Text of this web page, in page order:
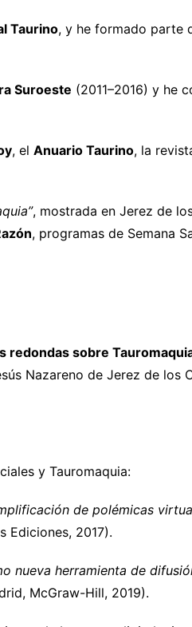
Taurino, y he formado parte
Suroeste (2011–2016) y he
, el Anuario Taurino, la
, mostrada en Jerez de
, programas de Semana
redondas sobre
Nazareno de Jerez de los
y Tauromaquia:
de polémicas
Ediciones, 2017).
nueva herramienta de
McGraw-Hill, 2019).